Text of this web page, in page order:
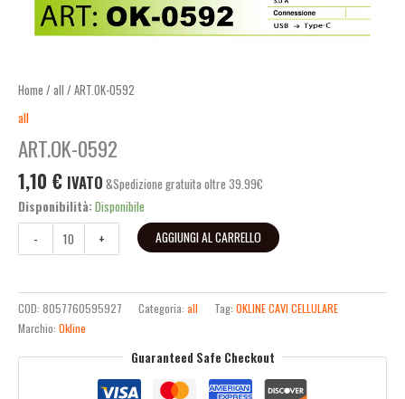
Home / all / ART.OK-0592
all
ART.OK-0592
1,10 € IVATO &Spedizione gratuita oltre 39.99€
Disponibilità:Disponibile
-
+ AGGIUNGI AL CARRELLO
COD: 8057760595927 Categoria: all Tag: OKLINE CAVI CELLULARE
Marchio: Okline
Guaranteed Safe Checkout